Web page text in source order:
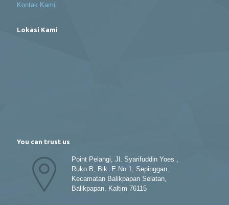
Kontak Kami
Lokasi Kami
You can trust us
Point Pelangi, Jl. Syarifuddin Yoes ,
Ruko B, Blk. E No.1, Sepinggan,
Kecamatan Balikpapan Selatan,
Balikpapan, Kaltim 76115